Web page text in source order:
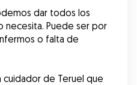
dar todos los
necesita. Puede ser por
o falta de
cuidador de Teruel que